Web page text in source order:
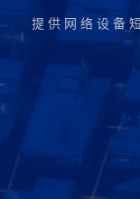
提供网络设备